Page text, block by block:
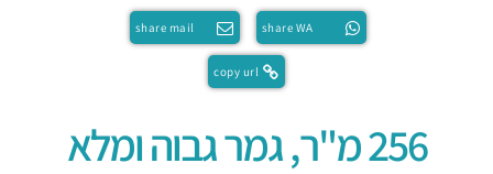
share WA
share mail
copy url
256 מ"ר, גמר גבוה ומלא